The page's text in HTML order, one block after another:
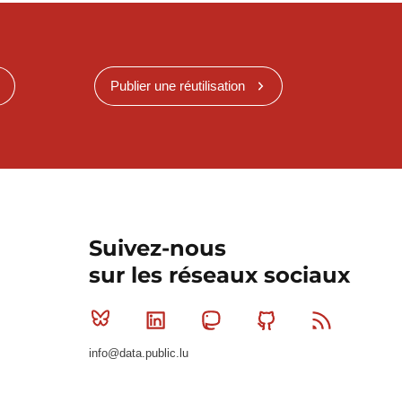
Publier une réutilisation
Suivez-nous
sur les réseaux sociaux
Bluesky Linkedin MastodonGithub
info@data.public.lu